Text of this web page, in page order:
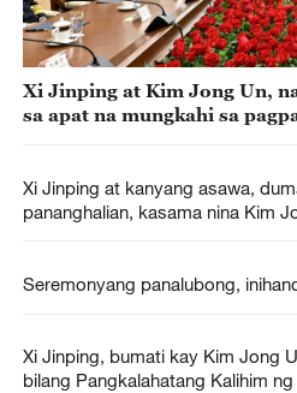
Xi Jinping at Kim Jong Un,
sa apat na mungkahi sa
Xi Jinping at kanyang asawa,
pananghalian, kasama nina Kim
Seremonyang panalubong,
Xi Jinping, bumati kay Kim Jong
bilang Pangkalahatang Kalihim